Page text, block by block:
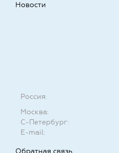
Новости
Россия:
Москва:
С-Петербург:
E-mail: